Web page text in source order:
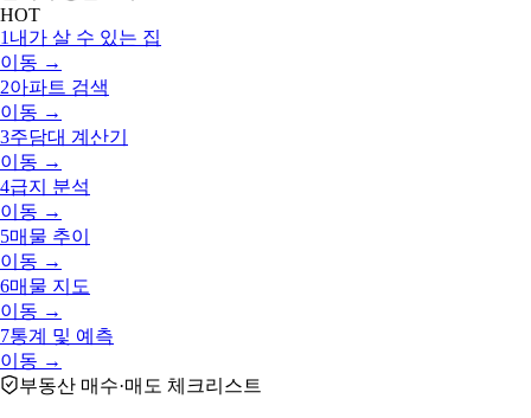
HOT
1 내가 살 수 있는 집
이동 →
2아파트 검색
이동 →
3주담대 계산기
이동 →
4급지 분석
이동 →
5매물 추이
이동 →
6매물 지도
이동 →
7통계 및 예측
이동 →
부동산 매수·매도 체크리스트